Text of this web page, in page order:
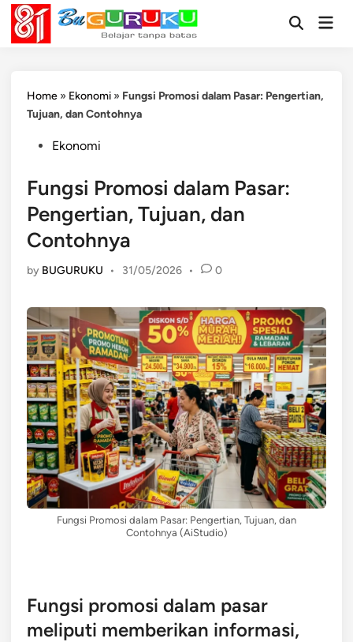
Skip
content
OpenMain
Home » Ekonomi » Fungsi Promosi dalam Pasar: Pengertian,
Tujuan, dan Contohnya
PostedEkonomi
Fungsi Promosi dalam Pasar:
Pengertian, Tujuan, dan
Contohnya
by BUGURUKU • 31/05/2026 • 0
Fungsi Promosi dalam Pasar: Pengertian, Tujuan, dan
Contohnya (AiStudio)
Fungsi promosi dalam pasar
meliputi memberikan informasi,